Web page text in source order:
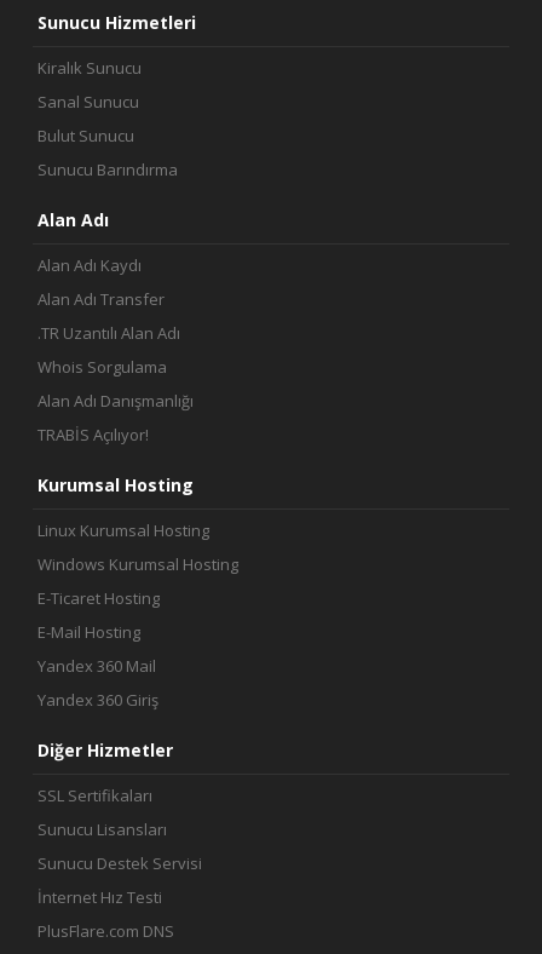
Sunucu Hizmetleri
Kiralık Sunucu
Sanal Sunucu
Bulut Sunucu
Sunucu Barındırma
Alan Adı
Alan Adı Kaydı
Alan Adı Transfer
.TR Uzantılı Alan Adı
Whois Sorgulama
Alan Adı Danışmanlığı
TRABİS Açılıyor!
Kurumsal Hosting
Linux Kurumsal Hosting
Windows Kurumsal Hosting
E-Ticaret Hosting
E-Mail Hosting
Yandex 360 Mail
Yandex 360 Giriş
Diğer Hizmetler
SSL Sertifikaları
Sunucu Lisansları
Sunucu Destek Servisi
İnternet Hız Testi
PlusFlare.com DNS